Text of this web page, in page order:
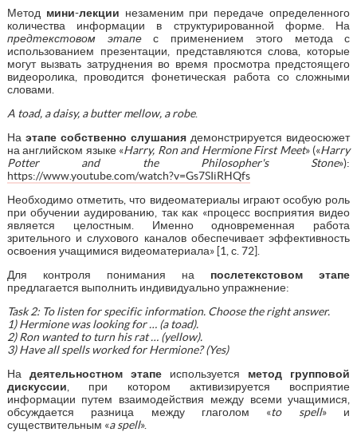
Метод мини-лекции незаменим при передаче определенного
количества информации в структурированной форме. На
предтекстовом этапес применением этого метода с
использованием презентации, представляются слова, которые
могут вызвать затруднения во время просмотра предстоящего
видеоролика, проводится фонетическая работа со сложными
словами.
A toad, a daisy, a butter mellow, a robe.
На этапе собственно слушания демонстрируется видеосюжет
на английском языке «Harry, Ron and Hermione First Meet» («Harry
Potter and the Philosopher's Stone»):
https://www.youtube.com/watch?v=Gs7SIiRHQfs
Необходимо отметить, что видеоматериалы играют особую роль
при обучении аудированию, так как «процесс восприятия видео
является целостным. Именно одновременная работа
зрительного и слухового каналов обеспечивает эффективность
освоения учащимися видеоматериала» [1, с. 72].
Для контроля понимания на послетекстовом этапе
предлагается выполнить индивидуально упражнение:
Task 2: To listen for specific information. Choose the right answer.
1) Hermione was looking for … (a toad).
2) Ron wanted to turn his rat … (yellow).
3) Have all spells worked for Hermione? (Yes)
На деятельностном этапеиспользуется метод групповой
дискуссии , при котором активизируется восприятие
информации путем взаимодействия между всеми учащимися,
обсуждается разница между глаголом «to spell» и
существительным «a spell».